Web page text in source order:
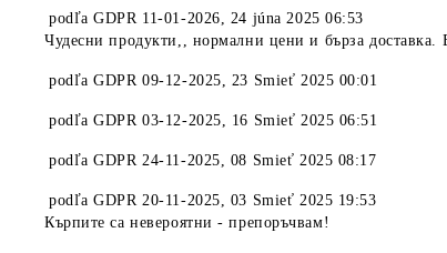
podľaGDPR 11-01-2026, 24 júna 2025 06:53
Чудесни продукти,, нормални цени и бърза доставка.
podľaGDPR 09-12-2025, 23 Smieť 2025 00:01
podľaGDPR 03-12-2025, 16 Smieť 2025 06:51
podľaGDPR 24-11-2025, 08 Smieť 2025 08:17
podľaGDPR 20-11-2025, 03 Smieť 2025 19:53
Кърпите са невероятни - препоръчвам!